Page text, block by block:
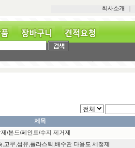
회사소개
견적요청
제목
/본드/페인트/수지 제거제
고무,섬유,플라스틱,배수관 다용도 세정제